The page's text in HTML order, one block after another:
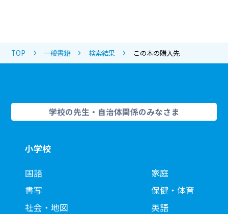
TOP 一般書籍 検索結果 この本の購入先
学校の先生・自治体関係のみなさま
小学校
国語
書写
社会・地図
家庭
保健・体育
英語